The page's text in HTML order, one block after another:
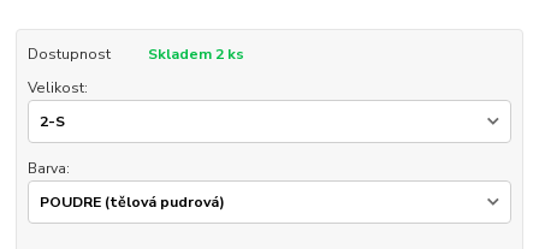
Dostupnost
Skladem 2 ks
Velikost:
Barva: